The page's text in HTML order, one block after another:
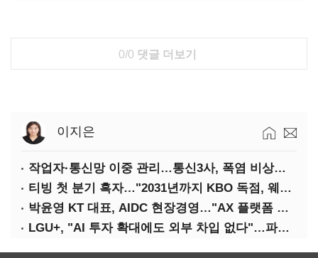
0/0 댓글 더보기
이지은
작업자·통신망 이중 관리…통신3사, 폭염 비상대응 돌입
티빙 첫 분기 흑자…"2031년까지 KBO 독점, 웨이브 합병도 속도"
박윤영 KT 대표, AIDC 현장경영…"AX 플랫폼 핵심 인프라로 키운다"
LGU+, "AI 투자 확대에도 외부 차입 없다"…파주 AIDC 수익성 자신